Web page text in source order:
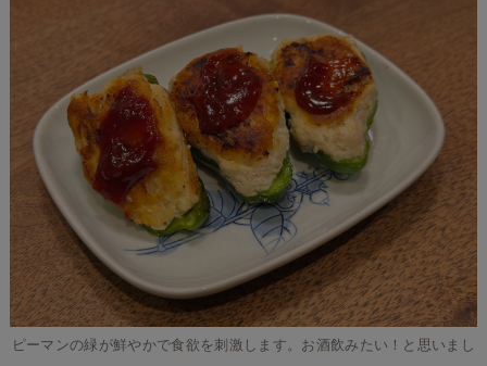
ピーマンの緑が鮮やかで食欲を刺激します。お酒飲みたい！と思いまし